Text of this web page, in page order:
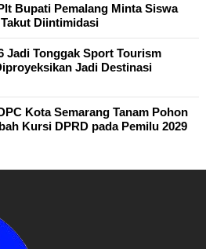
Bupati Pemalang Minta Siswa
Diintimidasi
Jadi Tonggak Sport Tourism
Jadi Destinasi
Kota Semarang Tanam Pohon
Kursi DPRD pada Pemilu 2029